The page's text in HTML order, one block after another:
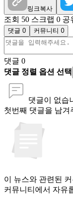
링크복사
조회 50 스크랩 0 공
댓글 0 커뮤니티 0
댓글 0
댓글 정렬 옵션 선택
댓글이 없습
첫번째 댓글을 남겨
이 뉴스와 관련된
커뮤니티에서 자유